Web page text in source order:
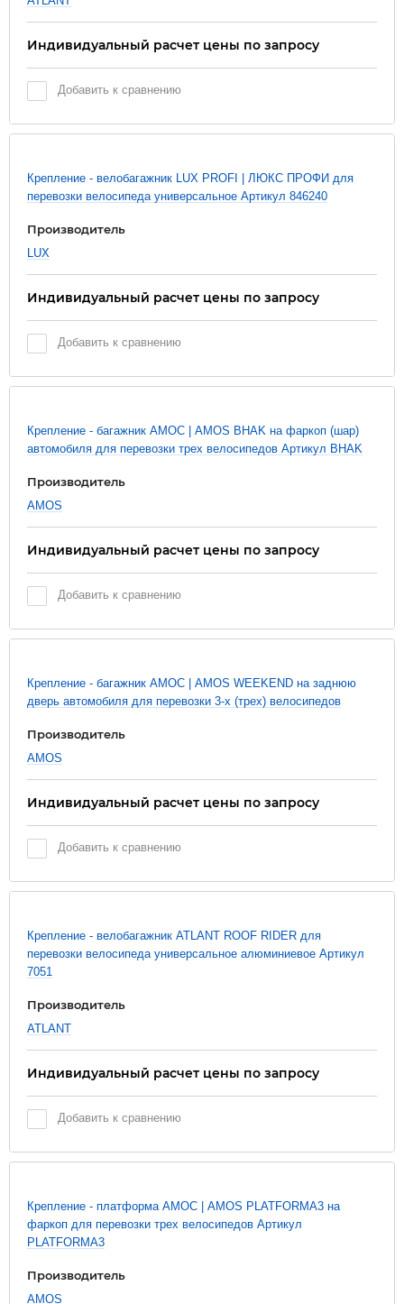
Индивидуальный расчет цены по запросу
Добавить к сравнению
Крепление - велобагажник LUX PROFI | ЛЮКС ПРОФИ для
перевозки велосипеда универсальное Артикул 846240
Производитель
LUX
Индивидуальный расчет цены по запросу
Добавить к сравнению
Крепление - багажник АМОС | AMOS BHAK на фаркоп (шар)
автомобиля для перевозки трех велосипедов Артикул BHAK
Производитель
AMOS
Индивидуальный расчет цены по запросу
Добавить к сравнению
Крепление - багажник АМОС | AMOS WEEKEND на заднюю
дверь автомобиля для перевозки 3-х (трех) велосипедов
Производитель
AMOS
Индивидуальный расчет цены по запросу
Добавить к сравнению
Крепление - велобагажник ATLANT ROOF RIDER для
перевозки велосипеда универсальное алюминиевое Артикул
7051
Производитель
ATLANT
Индивидуальный расчет цены по запросу
Добавить к сравнению
Крепление - платформа АМОС | AMOS PLATFORMA3 на
фаркоп для перевозки трех велосипедов Артикул
PLATFORMA3
Производитель
AMOS